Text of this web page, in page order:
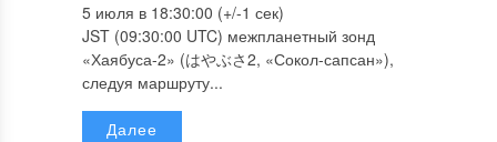
5 июля в 18:30:00 (+/-1 сек)
JST (09:30:00 UTC) межпланетный зонд
«Хаябуса-2» (はやぶさ2, «Сокол-сапсан»),
следуя маршруту...
Далее